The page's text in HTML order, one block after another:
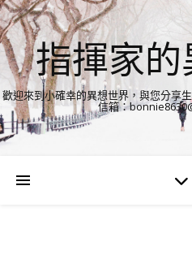
指揮家
歡迎來到小確幸的異想世界，與您分享
信箱：